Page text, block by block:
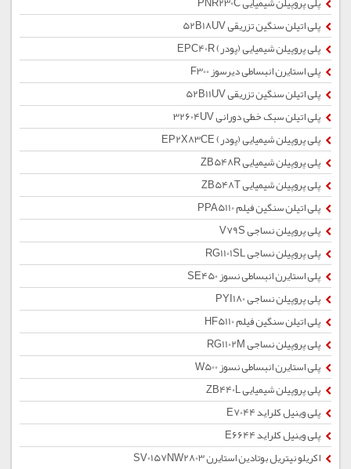
پلی اتیلن سنگین تزریقی 52B18UV
پلی پروپیلن شیمیایی (پودر) EPC40R
پلی استایرن انبساطی دیرسوز F300
پلی اتیلن سنگین تزریقی 52B11UV
پلی اتیلن سبک خطی دورانی 32604UV
پلی پروپیلن شیمیایی (پودر) EP2X83CE
پلی پروپیلن شیمیایی ZB548R
پلی پروپیلن شیمیایی ZB548T
پلی اتیلن سنگین فیلم PPA5110
پلی پروپیلن نساجی V79S
پلی پروپیلن نساجی RG1101SL
پلی استایرن انبساطی نسوز SE450
پلی پروپیلن نساجی PYI180
پلی اتیلن سنگین فیلم HF5110
پلی پروپیلن نساجی RG1102M
پلی استایرن انبساطی نسوز W500
پلی پروپیلن شیمیایی ZB440L
پلی وینیل کلراید E7044
پلی وینیل کلراید E6644
اکریلو نیتریل بوتادین استایرن SV0157NW2803